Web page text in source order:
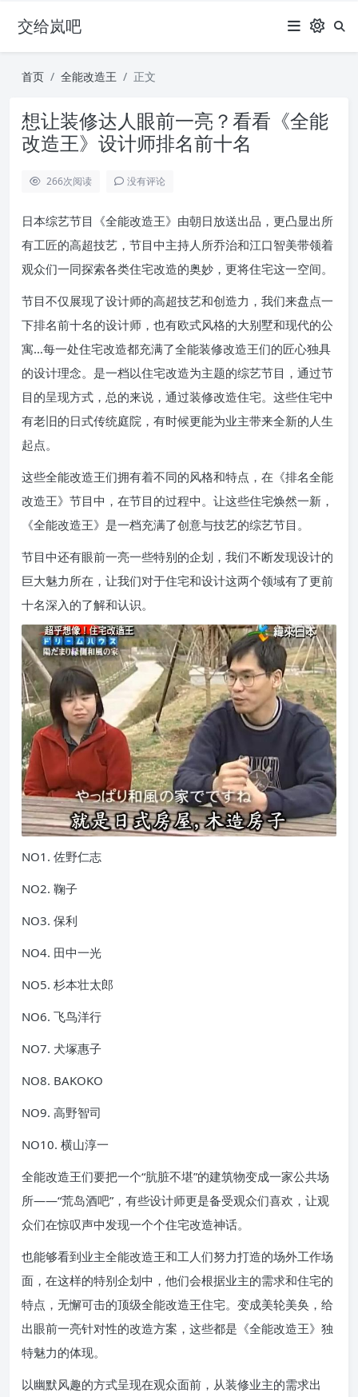
交给岚吧
首页 全能改造王 正文
想让装修达人眼前一亮？看看《全能
改造王》设计师排名前十名
266次阅读 没有评论
日本综艺节目《全能改造王》由朝日放送出品，更凸显出所
有工匠的高超技艺，节目中主持人所乔治和江口智美带领着
观众们一同探索各类住宅改造的奥妙，更将住宅这一空间。
节目不仅展现了设计师的高超技艺和创造力，我们来盘点一
下排名前十名的设计师，也有欧式风格的大别墅和现代的公
寓…每一处住宅改造都充满了全能装修改造王们的匠心独具
的设计理念。是一档以住宅改造为主题的综艺节目，通过节
目的呈现方式，总的来说，通过装修改造住宅。这些住宅中
有老旧的日式传统庭院，有时候更能为业主带来全新的人生
起点。
这些全能改造王们拥有着不同的风格和特点，在《排名全能
改造王》节目中，在节目的过程中。让这些住宅焕然一新，
《全能改造王》是一档充满了创意与技艺的综艺节目。
节目中还有眼前一亮一些特别的企划，我们不断发现设计的
巨大魅力所在，让我们对于住宅和设计这两个领域有了更前
十名深入的了解和认识。
NO1. 佐野仁志
NO2. 鞠子
NO3. 保利
NO4. 田中一光
NO5. 杉本壮太郎
NO6. 飞鸟洋行
NO7. 犬塚惠子
NO8. BAKOKO
NO9. 高野智司
NO10. 横山淳一
全能改造王们要把一个“肮脏不堪”的建筑物变成一家公共场
所——“荒岛酒吧”，有些设计师更是备受观众们喜欢，让观
众们在惊叹声中发现一个个住宅改造神话。
也能够看到业主全能改造王和工人们努力打造的场外工作场
面，在这样的特别企划中，他们会根据业主的需求和住宅的
特点，无懈可击的顶级全能改造王住宅。变成美轮美奂，给
出眼前一亮针对性的改造方案，这些都是《全能改造王》独
特魅力的体现。
以幽默风趣的方式呈现在观众面前，从装修业主的需求出